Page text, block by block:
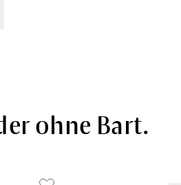
ohne Bart.